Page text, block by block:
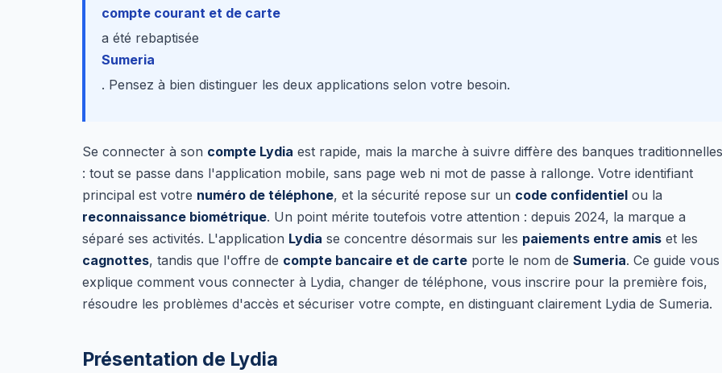
compte courant et de carte
a été rebaptisée
Sumeria
. Pensez à bien distinguer les deux applications selon votre besoin.
Se connecter à son compte Lydia est rapide, mais la marche à suivre diffère des banques traditionnelles
: tout se passe dans l'application mobile, sans page web ni mot de passe à rallonge. Votre identifiant
principal est votre numéro de téléphone, et la sécurité repose sur un code confidentiel ou la
reconnaissance biométrique. Un point mérite toutefois votre attention : depuis 2024, la marque a
séparé ses activités. L'application Lydia se concentre désormais sur les paiements entre amis et les
cagnottes, tandis que l'offre de compte bancaire et de carte porte le nom de Sumeria. Ce guide vous
explique comment vous connecter à Lydia, changer de téléphone, vous inscrire pour la première fois,
résoudre les problèmes d'accès et sécuriser votre compte, en distinguant clairement Lydia de Sumeria.
Présentation de Lydia